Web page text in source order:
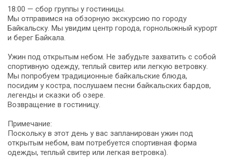
18:00 — сбор группы у гостиницы.
Мы отправимся на обзорную экскурсию по городу
Байкальску. Мы увидим центр города, горнолыжный курорт
и берег Байкала.
Ужин под открытым небом. Не забудьте захватить с собой
спортивную одежду, теплый свитер или легкую ветровку.
Мы попробуем традиционные байкальские блюда,
посидим у костра, послушаем песни байкальских бардов,
легенды и сказки об озере.
Возвращение в гостиницу.
Примечание:
Поскольку в этот день у вас запланирован ужин под
открытым небом, вам потребуется спортивная форма
одежды, теплый свитер или легкая ветровка).